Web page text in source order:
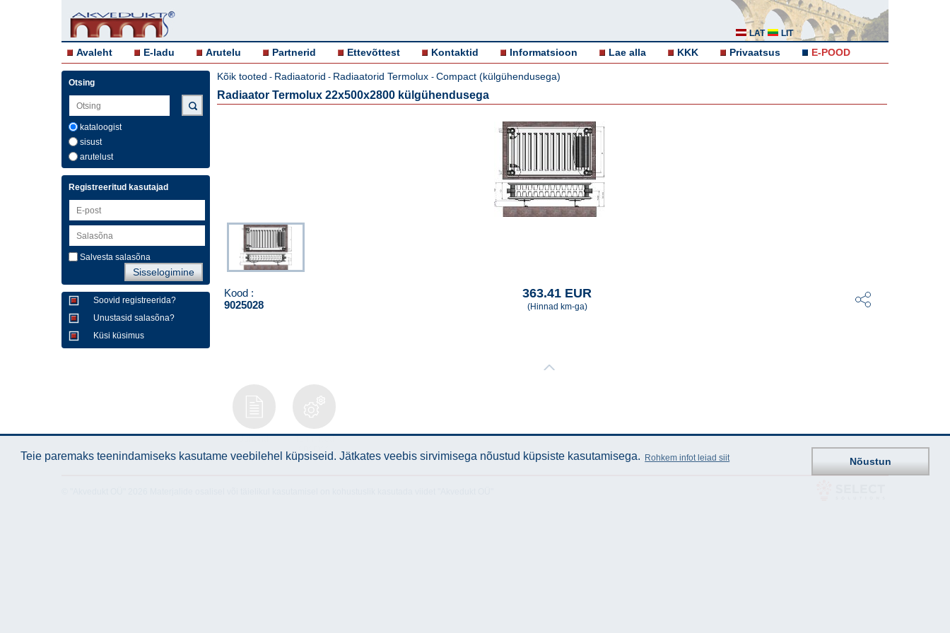
LAT LIT
Avaleht E-ladu Arutelu Partnerid Ettevõttest Kontaktid Informatsioon Lae alla KKK Privaatsus E-POOD
Otsing
kataloogist
sisust
arutelust
Registreeritud kasutajad
Salvesta salasõna
Soovid registreerida?
Unustasid salasõna?
Küsi küsimus
Kõik tooted - Radiaatorid - Radiaatorid Termolux - Compact (külgühendusega)
Radiaator Termolux 22x500x2800 külgühendusega
Kood :
9025028
363.41 EUR
(Hinnad km-ga)
Juhend
Tehnilised
Teie paremaks teenindamiseks kasutame veebilehel küpsiseid. Jätkates veebis sirvimisega nõustud küpsiste kasutamisega. Rohkem infot leiad siit Nõustun